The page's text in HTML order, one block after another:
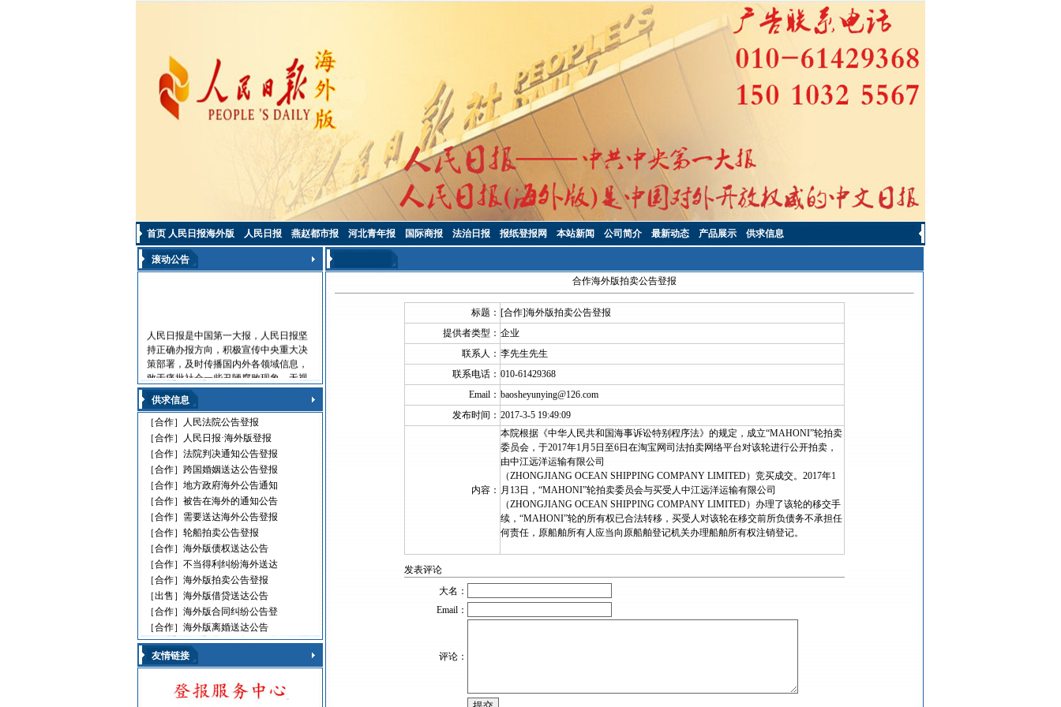
首页 人民日报海外版 人民日报 燕赵都市报 河北青年报 国际商报 法治日报 报纸登报网 本站新闻 公司简介 最新动态 产品展示 供求信息
滚动公告
人民日报是中国第一大报，人民日报坚
持正确办报方向，积极宣传中央重大决
策部署，及时传播国内外各领域信息，
敢于痛批社会一些丑陋腐败现象，无视
法律的黑社会流氓，利用职权玩忽职守
的高级官员，受到读报人欢迎。人民日
报海外版，这是中国对外发行的最具权
威性的综合性中文日报，主要面向海外
华人、华侨、港澳台同胞和在各国，发
行80多个国家和地区。
人民日报刊登010-61429368
遗失声明 环保公告
减资公告 挂失声明
股份转让 政府通文
判决公告 律师声明
通告广告 企业注销
维权公告 解除声明
迁址公告 法院公告
开庭传票 海事文书
供求信息
［合作］
人民法院公告登报
［合作］
人民日报·海外版登报
［合作］ 法院判决通知公告登报
［合作］ 跨国婚姻送达公告登报
［合作］ 地方政府海外公告通知
［合作］ 被告在海外的通知公告
［合作］
需要送达海外公告登报
［合作］ 轮船拍卖公告登报
［合作］ 海外版债权送达公告
［合作］ 不当得利纠纷海外送达
［合作］ 海外版拍卖公告登报
［出售］ 海外版借贷送达公告
［合作］ 海外版合同纠纷公告登
［合作］ 海外版离婚送达公告
友情链接
合作海外版拍卖公告登报
标题： [合作]海外版拍卖公告登报
提供者类型： 企业
联系人： 李先生先生
联系电话： 010-61429368
Email： baosheyunying@126.com
发布时间： 2017-3-5 19:49:09
内容：
本院根据《中华人民共和国海事诉讼特别程序法》的规定，成立“MAHONI”轮拍卖
委员会，于2017年1月5日至6日在淘宝网司法拍卖网络平台对该轮进行公开拍卖，
由中江远洋运输有限公司
（ZHONGJIANG OCEAN SHIPPING COMPANY LIMITED）竞买成交。2017年1
月13日，“MAHONI”轮拍卖委员会与买受人中江远洋运输有限公司
（ZHONGJIANG OCEAN SHIPPING COMPANY LIMITED）办理了该轮的移交手
续，“MAHONI”轮的所有权已合法转移，买受人对该轮在移交前所负债务不承担任
何责任，原船舶所有人应当向原船舶登记机关办理船舶所有权注销登记。
发表评论
大名：
Email：
评论：